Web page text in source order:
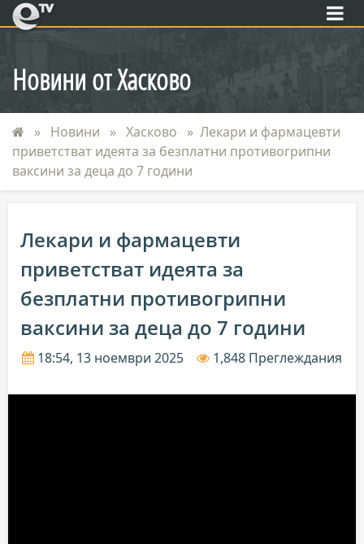
eTV
Новини от Хасково
Новини Хасково
Лекари и фармацевти
приветстват идеята за безплатни противогрипни
ваксини за деца до 7 години
Лекари и фармацевти
приветстват идеята за
безплатни противогрипни
ваксини за деца до 7 години
18:54, 13 ноември 2025 1,848 Преглеждания